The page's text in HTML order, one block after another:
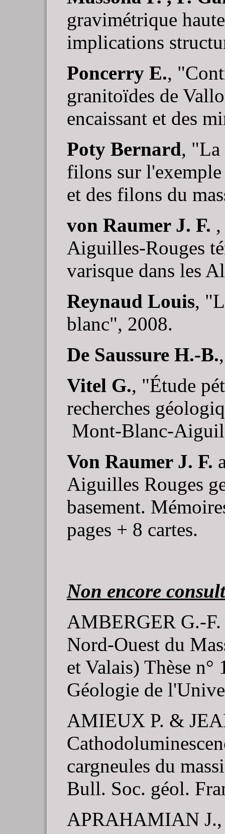
gravimétrique
implications
Poncerry E.,
granitoïdes de
encaissant et des
Poty Bernard, "La
filons sur
et des filons du
von Raumer J. F.
Aiguilles-Rouges
varisque dans les
Reynaud Louis,
blanc", 2008.
De Saussure H.-B.
Vitel G., "Étude
recherches
Mont-Blanc-
Von Raumer J. F.
Aiguilles Rouges
basement.
pages + 8 cartes.
Non encore
AMBERGER G.-
Nord-Ouest du
et Valais) Thèse
Géologie de
AMIEUX P. &
cargneules du
Bull. Soc. géol.
APRAHAMIAN J.,